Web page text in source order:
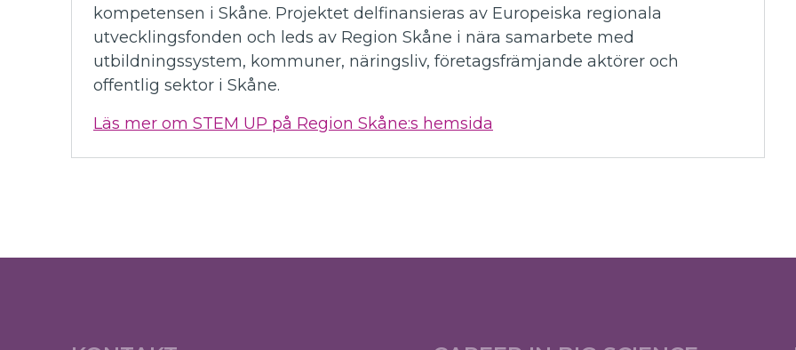
kompetensen i Skåne. Projektet delfinansieras av Europeiska regionala
utvecklingsfonden och leds av Region Skåne i nära samarbete med
utbildningssystem, kommuner, näringsliv, företagsfrämjande aktörer och
offentlig sektor i Skåne.
Läs mer om STEM UP på Region Skåne:s hemsida